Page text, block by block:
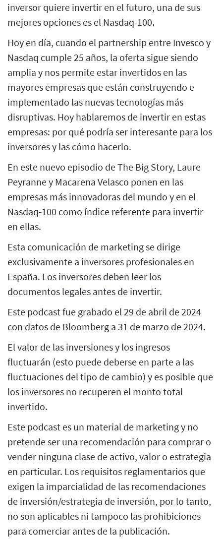
inversor quiere invertir en el futuro, una de sus
mejores opciones es el Nasdaq-100.
Hoy en día, cuando el partnership entre Invesco y
Nasdaq cumple 25 años, la oferta sigue siendo
amplia y nos permite estar invertidos en las
mayores empresas que están construyendo e
implementado las nuevas tecnologías más
disruptivas. Hoy hablaremos de invertir en estas
empresas: por qué podría ser interesante para los
inversores y las cómo hacerlo.
En este nuevo episodio de The Big Story, Laure
Peyranne y Macarena Velasco ponen en las
empresas más innovadoras del mundo y en el
Nasdaq-100 como índice referente para invertir
en ellas.
Esta comunicación de marketing se dirige
exclusivamente a inversores profesionales en
España. Los inversores deben leer los
documentos legales antes de invertir.
Este podcast fue grabado el 29 de abril de 2024
con datos de Bloomberg a 31 de marzo de 2024.
El valor de las inversiones y los ingresos
fluctuarán (esto puede deberse en parte a las
fluctuaciones del tipo de cambio) y es posible que
los inversores no recuperen el monto total
invertido.
Este podcast es un material de marketing y no
pretende ser una recomendación para comprar o
vender ninguna clase de activo, valor o estrategia
en particular. Los requisitos reglamentarios que
exigen la imparcialidad de las recomendaciones
de inversión/estrategia de inversión, por lo tanto,
no son aplicables ni tampoco las prohibiciones
para comerciar antes de la publicación.